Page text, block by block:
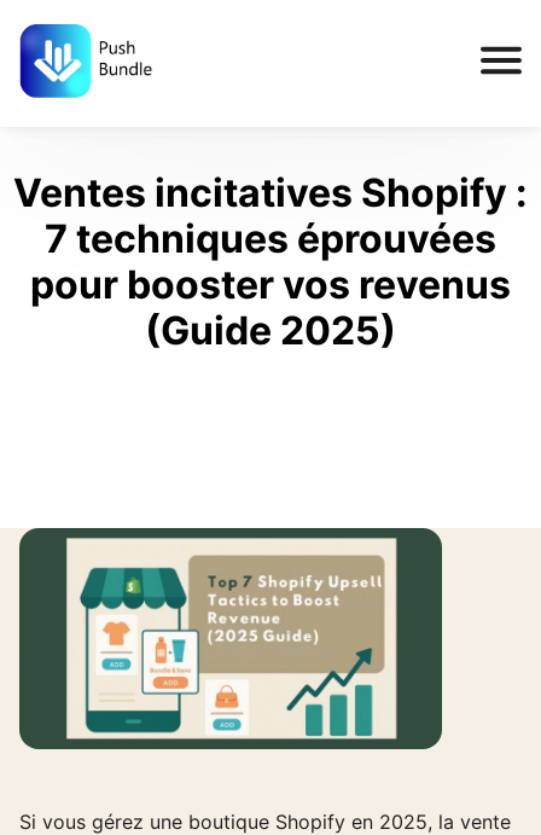
Ventes incitatives Shopify :
7 techniques éprouvées
pour booster vos revenus
(Guide 2025)
Si vous gérez une boutique Shopify en 2025, la vente